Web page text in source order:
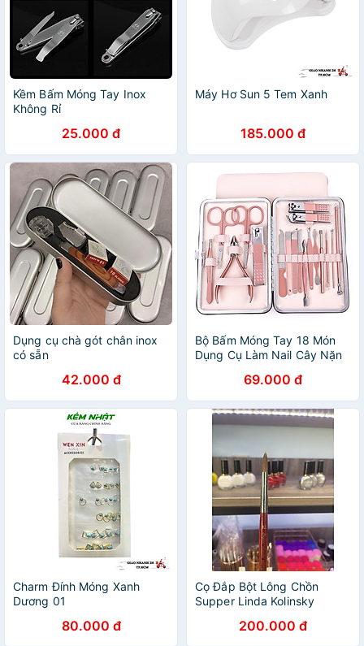
Kềm Bấm Móng Tay Inox
Không Rỉ
25.000 đ
Máy Hơ Sun 5 Tem Xanh
185.000 đ
Dụng cụ chà gót chân inox
có sẵn
42.000 đ
Bộ Bấm Móng Tay 18 Món
Dụng Cụ Làm Nail Cây Nặn
- Hàng Loại 1 - Chính Hãng
MINIIN
69.000 đ
Charm Đính Móng Xanh
Dương 01
80.000 đ
Cọ Đắp Bột Lông Chồn
Supper Linda Kolinsky
200.000 đ